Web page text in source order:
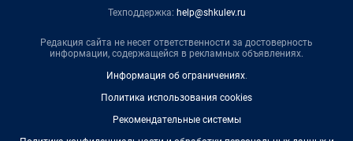
Техподдержка: help@shkulev.ru
Редакция сайта не несет ответственности за достоверность
информации, содержащейся в рекламных объявлениях.
Информация об ограничениях.
Политика использования cookies
Рекомендательные системы